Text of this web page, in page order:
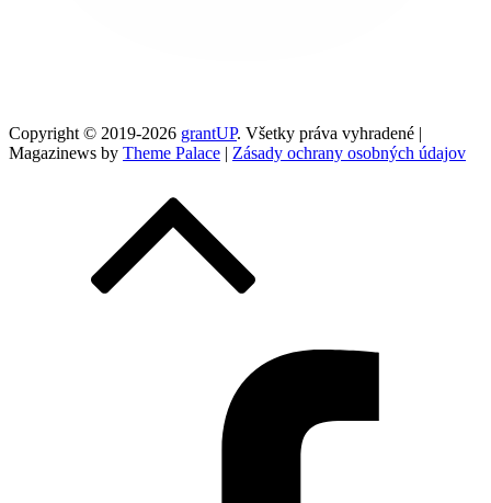
Copyright © 2019-2026 grantUP. Všetky práva vyhradené |
Magazinews by Theme Palace | Zásady ochrany osobných údajov